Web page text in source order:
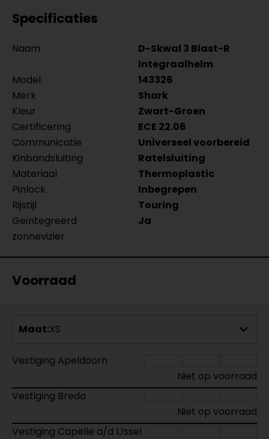
Specificaties
Naam
D-Skwal 3 Blast-R
Integraalhelm
Model
143326
Merk
Shark
Kleur
Zwart-Groen
Certificering
ECE 22.06
Communicatie
Universeel voorbereid
Kinbandsluiting
Ratelsluiting
Materiaal
Thermoplastic
Pinlock
Inbegrepen
Rijstijl
Touring
Geïntegreerd
zonnevizier
Ja
Voorraad
Maat:XS
Vestiging Apeldoorn
Niet op voorraad
Vestiging Breda
Niet op voorraad
Vestiging Capelle a/d IJssel